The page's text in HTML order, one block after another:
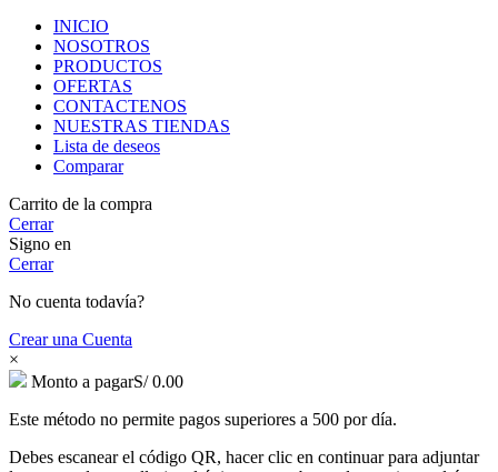
INICIO
NOSOTROS
PRODUCTOS
OFERTAS
CONTACTENOS
NUESTRAS TIENDAS
Lista de deseos
Comparar
Carrito de la compra
Cerrar
Signo en
Cerrar
No cuenta todavía?
Crear una Cuenta
×
Monto a pagarS/0.00
Este método no permite pagos superiores a 500 por día.
Debes escanear el código QR, hacer clic en continuar para adjuntar